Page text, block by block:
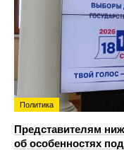
Политика
Представителям
об особенностях